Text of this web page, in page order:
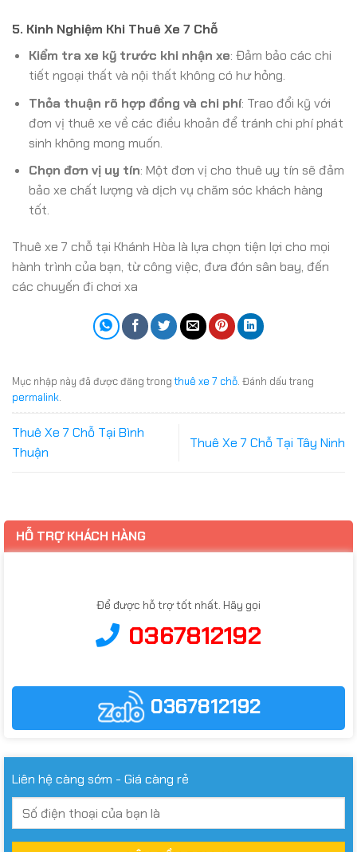
5. Kinh Nghiệm Khi Thuê Xe 7 Chỗ
Kiểm tra xe kỹ trước khi nhận xe: Đảm bảo các chi
tiết ngoại thất và nội thất không có hư hỏng.
Thỏa thuận rõ hợp đồng và chi phí: Trao đổi kỹ với
đơn vị thuê xe về các điều khoản để tránh chi phí phát
sinh không mong muốn.
Chọn đơn vị uy tín: Một đơn vị cho thuê uy tín sẽ đảm
bảo xe chất lượng và dịch vụ chăm sóc khách hàng
tốt.
Thuê xe 7 chỗ tại Khánh Hòa là lựa chọn tiện lợi cho mọi
hành trình của bạn, từ công việc, đưa đón sân bay, đến
các chuyến đi chơi xa
Mục nhập này đã được đăng trongthuê xe 7 chỗ. Đánh dấu trang
permalink.
Thuê Xe 7 Chỗ Tại Bình
Thuận
Thuê Xe 7 Chỗ Tại Tây Ninh
HỖ TRỢ KHÁCH HÀNG
Để được hỗ trợ tốt nhất. Hãy gọi
0367812192
0367812192
Liên hệ càng sớm - Giá càng rẻ